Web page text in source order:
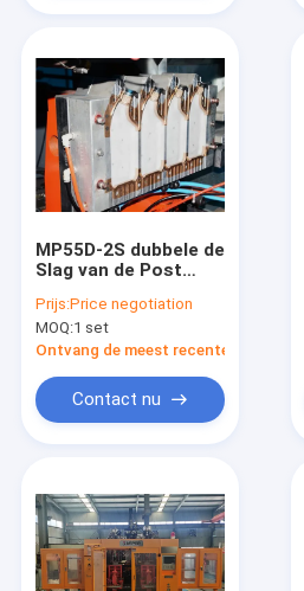
Producten
Ongeveer ons
MP55D-2S dubbele de
Slag van de Post
Vormen Machine met
2 Matrijzenhoofd en
2 Laag
Prijs:Price negotiation
MOQ:1 set
Ontvang de meest recente Prijs
Contact nu